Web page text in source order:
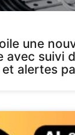
une
avec suivi
alertes